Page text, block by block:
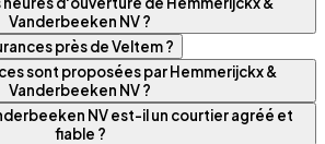
Vanderbeeken NV ?
près de Veltem ?
sont proposées par Hemmerijckx &
Vanderbeeken NV ?
NV est-il un courtier agréé et
fiable ?